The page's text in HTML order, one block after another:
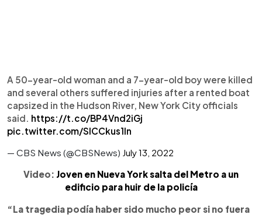
A 50-year-old woman and a 7-year-old boy were killed
and several others suffered injuries after a rented boat
capsized in the Hudson River, New York City officials
said. https://t.co/BP4Vnd2iGj
pic.twitter.com/SICCkus1ln
— CBS News (@CBSNews) July 13, 2022
Video: Joven en Nueva York salta del Metro a un
edificio para huir de la policía
“La tragedia podía haber sido mucho peor si no fuera